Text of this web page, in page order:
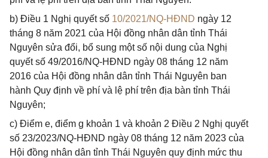
b) Điều 1 Nghị quyết số 10/2021/NQ-HĐND ngày 12
tháng 8 năm 2021 của Hội đồng nhân dân tỉnh Thái
Nguyên sửa đổi, bổ sung một số nội dung của Nghị
quyết số 49/2016/NQ-HĐND ngày 08 tháng 12 năm
2016 của Hội đồng nhân dân tỉnh Thái Nguyên ban
hành Quy định về phí và lệ phí trên địa bàn tỉnh Thái
Nguyên;
c) Điểm e, điểm g khoản 1 và khoản 2 Điều 2 Nghị quyết
số 23/2023/NQ-HĐND ngày 08 tháng 12 năm 2023 của
Hội đồng nhân dân tỉnh Thái Nguyên quy định mức thu